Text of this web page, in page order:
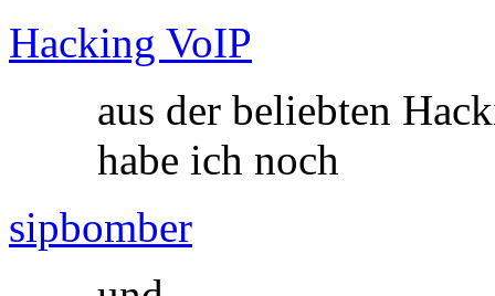
Hacking VoIP
aus der beliebten
habe ich noch
sipbomber